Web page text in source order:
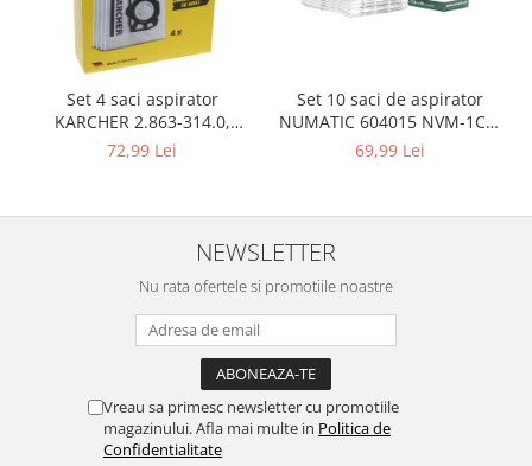
Accesorii antrenament
Accesorii Fitness
Accesorii sportive
Articole Voiaj
Camping
Aparate Foto & Accesorii
Audio HI-FI & Profesionale
Home Cinema & Audio
Playere, Boxe & Casti
Set 4 saci aspirator
KARCHER 2.863-314.0,
compatibil cu WD, KWD, SE
72,99 Lei
Set 10 saci de aspirator
NUMATIC 604015 NVM-1CH,
9L
69,99 Lei
NEWSLETTER
Nu rata ofertele si promotiile noastre
Vreau sa primesc newsletter cu promotiile
magazinului. Afla mai multe in Politica de
Confidentialitate